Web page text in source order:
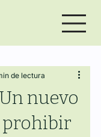
nuevo
prohibir
de lectura